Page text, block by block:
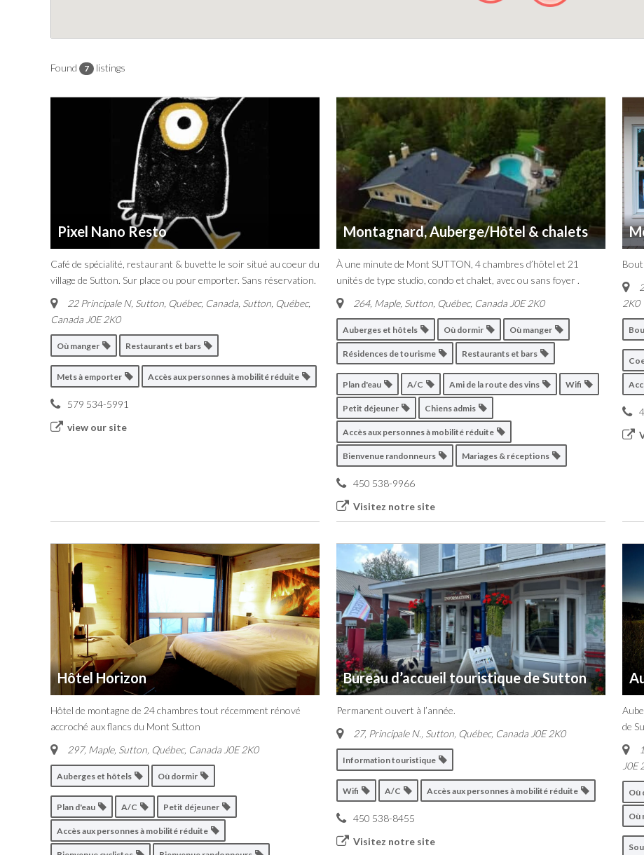
Found 7 listings
Pixel Nano Resto
Café de spécialité, restaurant & buvette le soir situé au coeur du
village de Sutton. Sur place ou pour emporter. Sans réservation.
22 Principale N, Sutton, Québec, Canada Sutton, Québec,
Canada J0E 2K0
Où manger Restaurants et bars
Mets à emporter Accès aux personnes à mobilité réduite
579 534-5991
view our site
Montagnard, Auberge/Hôtel & chalets
À une minute de Mont SUTTON, 4 chambres d’hôtel et 21
unités de type studio, condo et chalet, avec ou sans foyer .
264, Maple, Sutton Québec, Canada J0E 2K0
Auberges et hôtels Où dormir Où manger
Résidences de tourisme Restaurants et bars
Plan d'eau A/C Ami de la route des vins Wifi
Petit déjeuner Chiens admis
Accès aux personnes à mobilité réduite
Bienvenue randonneurs Mariages & réceptions
450 538-9966
Visitez notre site
2K0
Hôtel Horizon
Hôtel de montagne de 24 chambres tout récemment rénové
accroché aux flancs du Mont Sutton
297, Maple, Sutton Québec, Canada J0E 2K0
Auberges et hôtels Où dormir
Plan d'eau A/C Petit déjeuner
Accès aux personnes à mobilité réduite
Bureau d’accueil touristique de Sutton
Permanent ouvert à l’année.
27, Principale N. Sutton, Québec, Canada J0E 2K0
Information touristique
Wifi A/C Accès aux personnes à mobilité réduite
450 538-8455
Visitez notre site
de
J0E
Où
Où